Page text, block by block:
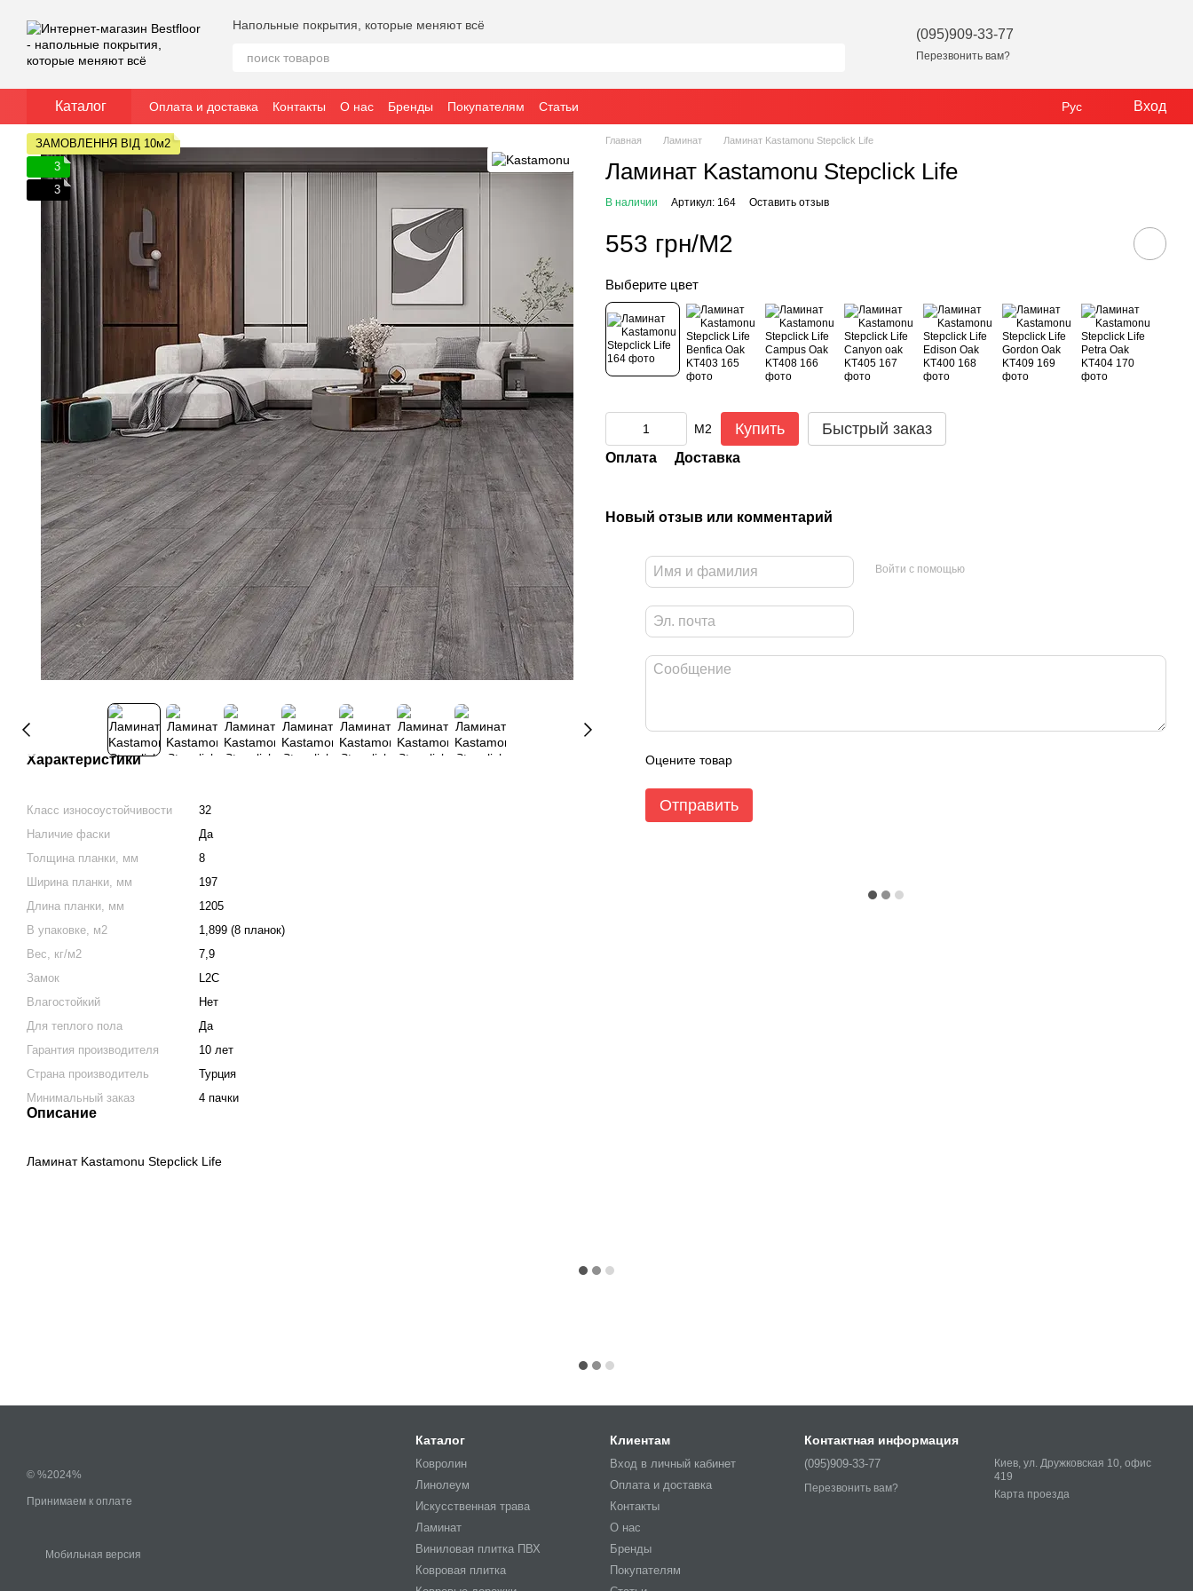
Напольные покрытия, которые меняют всё
(095)909-33-77
Перезвонить вам?
Каталог Оплата и доставка Контакты О нас Бренды Покупателям Статьи Рус Вход
ЗАМОВЛЕННЯ ВІД 10м2
3
3
Характеристики
Класс износоустойчивости
32
Наличие фаски
Да
Толщина планки, мм
8
Ширина планки, мм
197
Длина планки, мм
1205
В упаковке, м2
1,899 (8 планок)
Вес, кг/м2
7,9
Замок
L2C
Влагостойкий
Нет
Для теплого пола
Да
Гарантия производителя
10 лет
Страна производитель
Турция
Минимальный заказ
4 пачки
Описание
Ламинат Kastamonu Stepclick Life
Главная Ламинат Ламинат Kastamonu Stepclick Life
Ламинат Kastamonu Stepclick Life
В наличии Артикул: 164 Оставить отзыв
553 грн/М2
Выберите цвет
М2 Купить Быстрый заказ
Оплата Доставка
Новый отзыв или комментарий
Войти с помощью
Оцените товар
Отправить
© %2024%
Принимаем к оплате
Мобильная версия
Каталог
Ковролин
Линолеум
Искусственная трава
Ламинат
Виниловая плитка ПВХ
Ковровая плитка
Клиентам
Вход в личный кабинет
Оплата и доставка
Контакты
О нас
Бренды
Покупателям
Контактная информация
(095)909-33-77
Перезвонить вам?
Киев, ул. Дружковская 10, офис
419
Карта проезда